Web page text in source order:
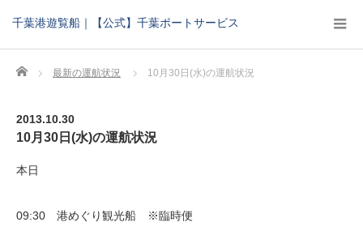
千葉港遊覧船｜【公式】千葉ポートサービス
Home 最新の運航状況 10月30日(水)の運航状況
2013.10.30
10月30日(水)の運航状況
本日
09:30 港めぐり観光船 ※臨時便